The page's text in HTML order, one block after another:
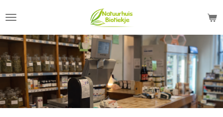
direct
naar
hoofdinhoud